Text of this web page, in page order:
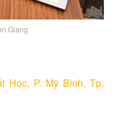
Giang
Học, P. Mỹ Bình, Tp.